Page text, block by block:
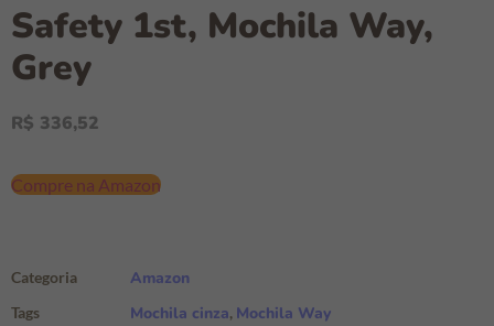
Safety 1st, Mochila Way,
Grey
R$ 336,52
Compre na Amazon
Categoria Amazon
Tags Mochila cinza, Mochila Way